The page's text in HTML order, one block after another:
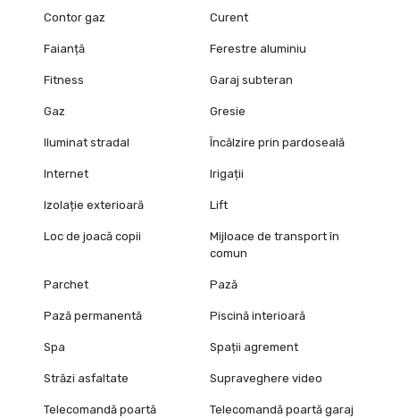
Contor gaz Curent
Faianță Ferestre aluminiu
Fitness Garaj subteran
Gaz Gresie
Iluminat stradal Încălzire prin pardoseală
Internet Irigații
Izolație exterioară Lift
Loc de joacă copii
Mijloace de transport în
comun
Parchet Pază
Pază permanentă Piscină interioară
Spa Spații agrement
Străzi asfaltate Supraveghere video
Telecomandă poartă
Telecomandă poartă garaj